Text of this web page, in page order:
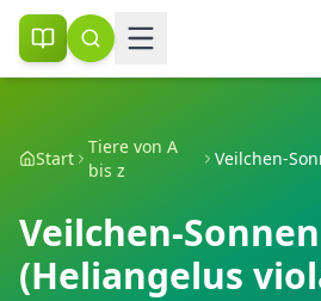
Start
Tiere von A
bis z
Veilchen-
(Heliangelus